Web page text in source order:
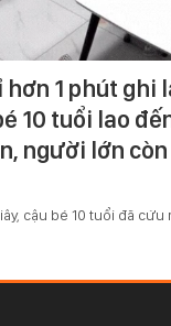
1 phút ghi
10 tuổi lao
người lớn
cậu bé 10 tuổi đã cứu